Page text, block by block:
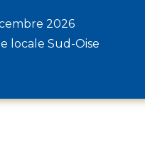
2026
locale Sud-Oise